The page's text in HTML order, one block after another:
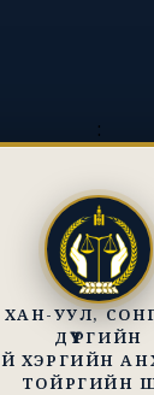
:
ХАН-УУЛ,
ДҮҮРГИЙН
ХЭРГИЙН
ТОЙРГИЙН